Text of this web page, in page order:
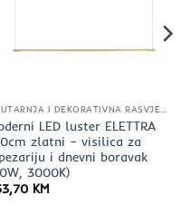
UNUTARNJA I DEKORATIVNA RASVJETA
LED luster ELETTRA
zlatni – visilica za
i dnevni boravak
3000K)
KM